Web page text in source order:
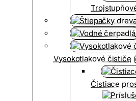
Vysokotlakové čističe
Čistiace